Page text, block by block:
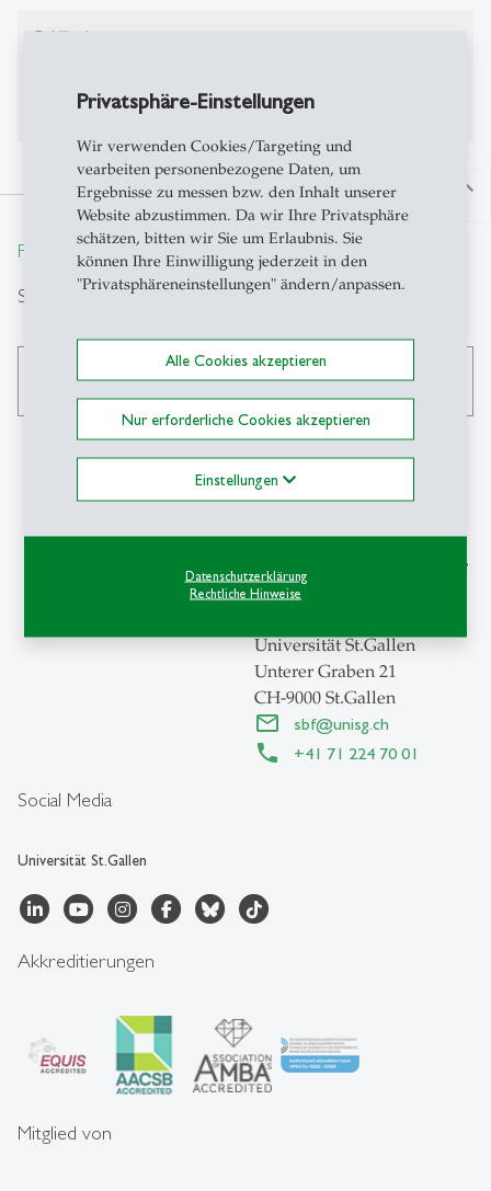
Privatsphäre-Einstellungen
Wir verwenden Cookies/Targeting und
vearbeiten personenbezogene Daten, um
Ergebnisse zu messen bzw. den Inhalt unserer
Website abzustimmen. Da wir Ihre Privatsphäre
schätzen, bitten wir Sie um Erlaubnis. Sie
können Ihre Einwilligung jederzeit in den
"Privatsphäreneinstellungen" ändern/anpassen.
Alle Cookies akzeptieren
Nur erforderliche Cookies akzeptieren
Einstellungen
Datenschutzerklärung
Rechtliche Hinweise
Publikationen
Bisher keine Publikationen auf Alexandria
north
From insight to impact.
Suche
Social Media
Universität St.Gallen
Kontakt
Schweizerisches Institut für
Banken und Finanzen SBF-
Universität St.Gallen
Unterer Graben 21
CH-9000 St.Gallen
sbf@unisg.ch
+41 71 224 70 01
Akkreditierungen
Mitglied von